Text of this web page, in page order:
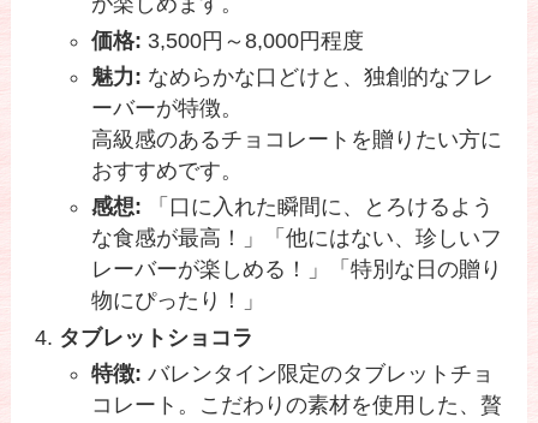
価格: 3,500円～8,000円程度
魅力: なめらかな口どけと、独創的なフレ
ーバーが特徴。
高級感のあるチョコレートを贈りたい方に
おすすめです。
感想: 「口に入れた瞬間に、とろけるよう
な食感が最高！」「他にはない、珍しいフ
レーバーが楽しめる！」「特別な日の贈り
物にぴったり！」
タブレットショコラ
特徴: バレンタイン限定のタブレットチョ
コレート。こだわりの素材を使用した、贅